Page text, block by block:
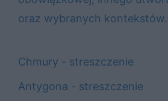
oraz wybranych kontekstów.
Chmury - streszczenie
Antygona - streszczenie